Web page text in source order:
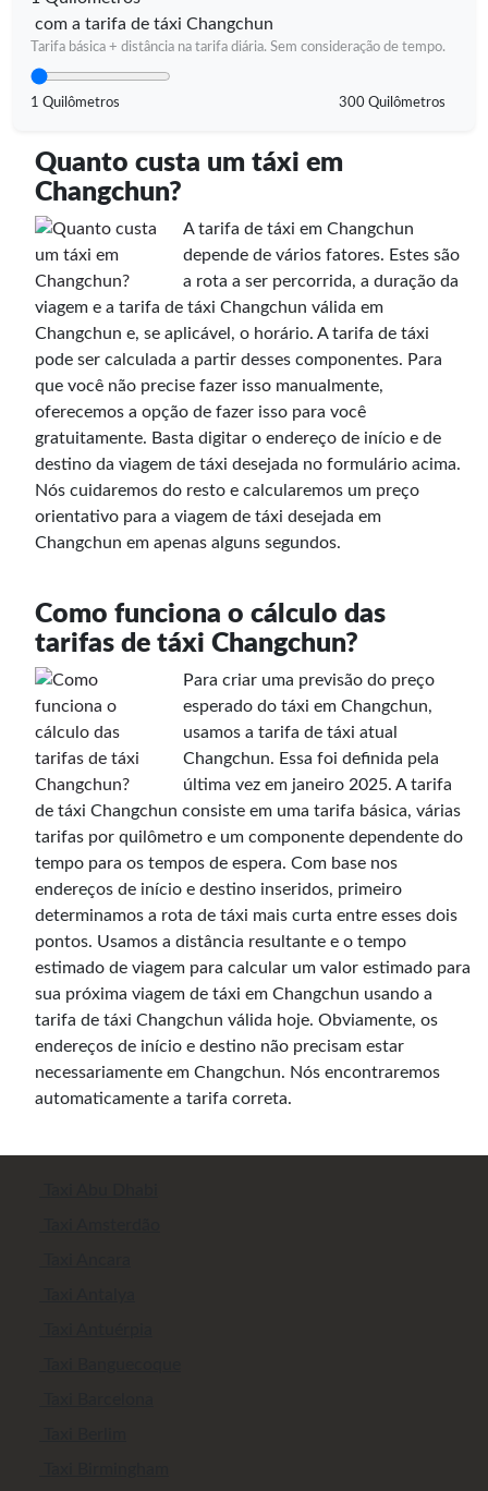
com a tarifa de táxi Changchun
Tarifa básica + distância na tarifa diária. Sem consideração de tempo.
1 Quilômetros 300 Quilômetros
Quanto custa um táxi em
Changchun?
A tarifa de táxi em Changchun
depende de vários fatores. Estes são
a rota a ser percorrida, a duração da
viagem e a tarifa de táxi Changchun válida em
Changchun e, se aplicável, o horário. A tarifa de táxi
pode ser calculada a partir desses componentes. Para
que você não precise fazer isso manualmente,
oferecemos a opção de fazer isso para você
gratuitamente. Basta digitar o endereço de início e de
destino da viagem de táxi desejada no formulário acima.
Nós cuidaremos do resto e calcularemos um preço
orientativo para a viagem de táxi desejada em
Changchun em apenas alguns segundos.
Como funciona o cálculo das
tarifas de táxi Changchun?
Para criar uma previsão do preço
esperado do táxi em Changchun,
usamos a tarifa de táxi atual
Changchun. Essa foi definida pela
última vez em janeiro 2025. A tarifa
de táxi Changchun consiste em uma tarifa básica, várias
tarifas por quilômetro e um componente dependente do
tempo para os tempos de espera. Com base nos
endereços de início e destino inseridos, primeiro
determinamos a rota de táxi mais curta entre esses dois
pontos. Usamos a distância resultante e o tempo
estimado de viagem para calcular um valor estimado para
sua próxima viagem de táxi em Changchun usando a
tarifa de táxi Changchun válida hoje. Obviamente, os
endereços de início e destino não precisam estar
necessariamente em Changchun. Nós encontraremos
automaticamente a tarifa correta.